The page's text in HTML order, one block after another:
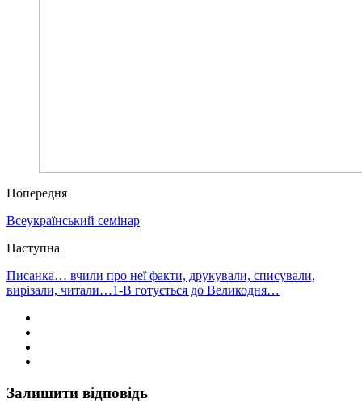
Попередня
Всеукраїнський семінар
Наступна
Писанка… вчили про неї факти, друкували, списували,
вирізали, читали…1-В готується до Великодня…
Залишити відповідь